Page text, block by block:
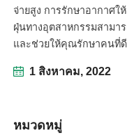
1 สิงหาคม, 2022
หมวดหมู่
จ่ายสูง การรักษาอากาศใ
ฝุ่นทางอุตสาหกรรมสามา
และช่วยให้คุณรักษาคนที่